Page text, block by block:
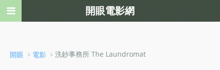
開眼 ﹥ 電影 ﹥洗鈔事務所 The Laundromat
開眼電影網